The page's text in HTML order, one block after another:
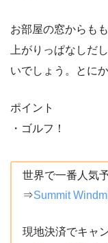
お部屋の窓からも
上がりっぱなしだ
いでしょう。とに
ポイント
・ゴルフ！
世界で一番人気
⇒Summit
現地決済でキャ